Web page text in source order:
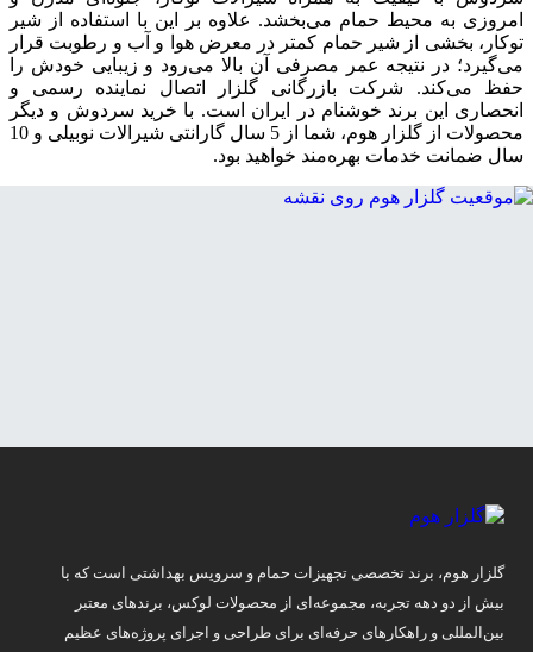
امروزی به محیط حمام می‌بخشد. علاوه بر این با استفاده از شیر
توکار، بخشی از شیر حمام کمتر در معرض هوا و آب و رطوبت قرار
می‌گیرد؛ در نتیجه عمر مصرفی آن بالا می‌رود و زیبایی خودش را
حفظ می‌کند. شرکت بازرگانی گلزار اتصال نماینده رسمی و
انحصاری این برند خوشنام در ایران است. با خرید سردوش و دیگر
محصولات از گلزار هوم، شما از 5 سال گارانتی شیرالات نوبیلی و 10
سال ضمانت خدمات بهره‌مند خواهید بود.
گلزار هوم، برند تخصصی تجهیزات حمام و سرویس بهداشتی است که با
بیش از دو دهه تجربه، مجموعه‌ای از محصولات لوکس، برندهای معتبر
بین‌المللی و راهکارهای حرفه‌ای برای طراحی و اجرای پروژه‌های عظیم